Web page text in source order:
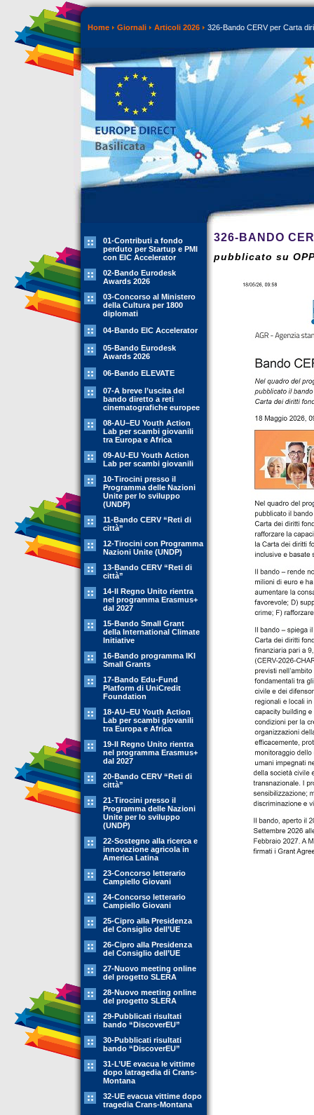
Home Giornali Articoli 2026 326-Bando CERV per Carta
01-Contributi a fondo
perduto per Startup e PMI
con EIC Accelerator
02-Bando Eurodesk
Awards 2026
03-Concorso al Ministero
della Cultura per 1800
diplomati
04-Bando EIC Accelerator
05-Bando Eurodesk
Awards 2026
06-Bando ELEVATE
07-A breve l’uscita del
bando diretto a reti
cinematografiche europee
08-AU–EU Youth Action
Lab per scambi giovanili
tra Europa e Africa
09-AU-EU Youth Action
Lab per scambi giovanili
10-Tirocini presso il
Programma delle Nazioni
Unite per lo sviluppo
(UNDP)
11-Bando CERV “Reti di
città”
12-Tirocini con Programma
Nazioni Unite (UNDP)
13-Bando CERV “Reti di
città”
14-Il Regno Unito rientra
nel programma Erasmus+
dal 2027
15-Bando Small Grant
della International Climate
Initiative
16-Bando programma IKI
Small Grants
17-Bando Edu-Fund
Platform di UniCredit
Foundation
18-AU–EU Youth Action
Lab per scambi giovanili
tra Europa e Africa
19-Il Regno Unito rientra
nel programma Erasmus+
dal 2027
20-Bando CERV “Reti di
città”
21-Tirocini presso il
Programma delle Nazioni
Unite per lo sviluppo
(UNDP)
22-Sostegno alla ricerca e
innovazione agricola in
America Latina
23-Concorso letterario
Campiello Giovani
24-Concorso letterario
Campiello Giovani
25-Cipro alla Presidenza
del Consiglio dell’UE
26-Cipro alla Presidenza
del Consiglio dell’UE
27-Nuovo meeting online
del progetto SLERA
28-Nuovo meeting online
del progetto SLERA
29-Pubblicati risultati
bando “DiscoverEU”
30-Pubblicati risultati
bando “DiscoverEU”
31-L’UE evacua le vittime
dopo latragedia di Crans-
Montana
32-UE evacua vittime dopo
tragedia Crans-Montana
326-BANDO
pubblicato su